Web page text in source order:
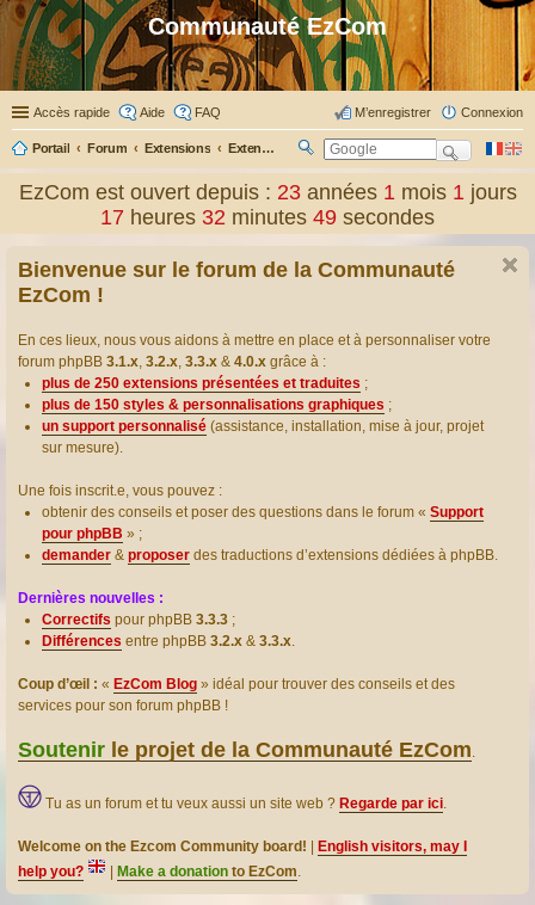
Communauté EzCom
Accès rapide Aide FAQ Connexion
M’enregistrer
Portail Forum Extensions Extensions présentées & traduites
ec
ch
er
EzCom est ouvert depuis : 23 années1 mois1 jours
17 heures 32 minutes 50 secondes
Bienvenue sur le forum de la Communauté
EzCom !
En ces lieux, nous vous aidons à mettre en place et à personnaliser votre
forum phpBB 3.1.x, 3.2.x, 3.3.x & 4.0.x grâce à :
plus de 250 extensions présentées et traduites ;
plus de 150 styles & personnalisations graphiques ;
un support personnalisé (assistance, installation, mise à jour, projet
sur mesure).
Une fois inscrit.e, vous pouvez :
obtenir des conseils et poser des questions dans le forum « Support
pour phpBB » ;
demander & proposer des traductions d’extensions dédiées à phpBB.
Dernières nouvelles :
Correctifs pour phpBB 3.3.3 ;
Différences entre phpBB 3.2.x & 3.3.x.
Coup d’œil : « EzCom Blog » idéal pour trouver des conseils et des
services pour son forum phpBB !
Soutenir le projet de la Communauté EzCom.
Tu as un forum et tu veux aussi un site web ? Regarde par ici.
Welcome on the Ezcom Community board!
English visitors, may I
help you?
Make a donation to EzCom.